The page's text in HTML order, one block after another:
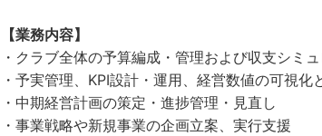
【業務内容】
・クラブ全体の予算編成・管理および収支シミ
・予実管理、KPI設計・運用、経営数値の可視化
・中期経営計画の策定・進捗管理・見直し
・事業戦略や新規事業の企画立案、実行支援